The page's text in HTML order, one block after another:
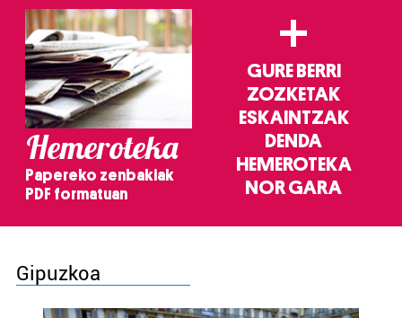
Hemeroteka
Papereko zenbakiak
PDF formatuan
+
GURE BERRI
ZOZKETAK
ESKAINTZAK
DENDA
HEMEROTEKA
NOR GARA
Gipuzkoa